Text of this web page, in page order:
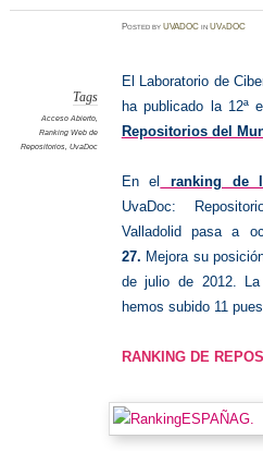
PostedbyUVADOC inUVaDOC
Tags
Acceso Abierto,
Ranking Web de
Repositorios, UvaDoc
El Laboratorio de
ha publicado la 12ª
Repositorios del
En el ranking de
UvaDoc:
Valladolid pasa a
27. Mejora su
de julio de 2012.
hemos subido 11
RANKING DE